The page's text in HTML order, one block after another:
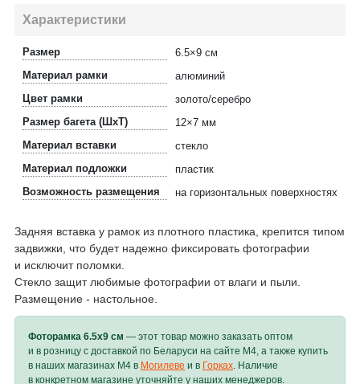
Характеристики
Размер
6.5×9 см
Материал рамки
алюминий
Цвет рамки
золото/серебро
Размер багета (ШхТ)
12×7 мм
Материал вставки
стекло
Материал подложки
пластик
Возможность размещения
на горизонтальных поверхностях
Задняя вставка у рамок из плотного пластика, крепится типом
задвижки, что будет надежно фиксировать фотографии
и исключит поломки.
Стекло защит любимые фотографии от влаги и пыли.
Размещение - настольное.
Фоторамка 6.5х9 см — этот товар можно заказать оптом
и в розницу с доставкой по Беларуси на сайте M4, а также купить
в наших магазинах M4 в Могилеве и в Горках. Наличие
в конкретном магазине уточняйте у наших менеджеров.